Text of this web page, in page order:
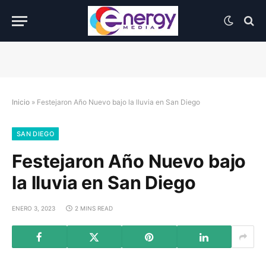
Inicio » Festejaron Año Nuevo bajo la lluvia en San Diego
SAN DIEGO
Festejaron Año Nuevo bajo
la lluvia en San Diego
ENERO 3, 2023 2 MINS READ